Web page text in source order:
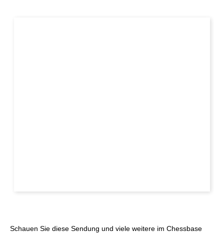
Schauen Sie diese Sendung und viele weitere im Chessbase